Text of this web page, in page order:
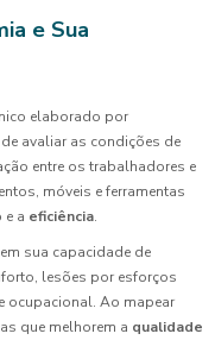
e Sua
elaborado por
avaliar as condições de
entre os trabalhadores e
móveis e ferramentas
e a eficiência.
sua capacidade de
lesões por esforços
ocupacional. Ao mapear
que melhorem a qualidade